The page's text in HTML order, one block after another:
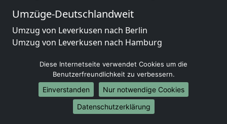
Umzüge-Deutschlandweit
Umzug von Leverkusen nach Berlin
Umzug von Leverkusen nach Hamburg
Umzug von Leverkusen nach Köln
Umzug von Leverkusen nach Frankfurt am Main
Umzug von Leverkusen nach Stuttgart
Umzug von Leverkusen nach Düsseldorf
Umzug von Leverkusen nach Leipzig
Diese Internetseite verwendet Cookies um die
Benutzerfreundlichkeit zu verbessern.
Einverstanden
Nur notwendige Cookies
Datenschutzerklärung